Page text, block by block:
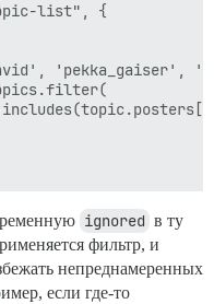
list", {
'pekka_gaiser',
ignored в ту
фильтр, и
непреднамеренных
если где-то